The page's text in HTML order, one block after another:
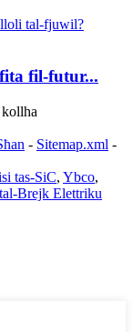
fil-futur...
- Sitemap.xml -
tas-SiC, Ybco,
Brejk Elettriku